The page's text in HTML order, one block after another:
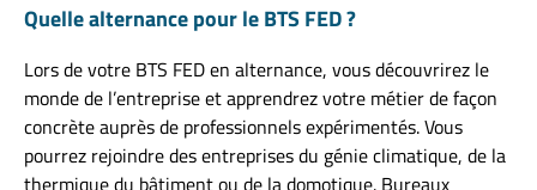
Quelle alternance pour le BTS FED ?
Lors de votre BTS FED en alternance, vous découvrirez le
monde de l’entreprise et apprendrez votre métier de façon
concrète auprès de professionnels expérimentés. Vous
pourrez rejoindre des entreprises du génie climatique, de la
thermique du bâtiment ou de la domotique. Bureaux